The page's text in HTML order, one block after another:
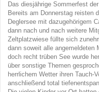
Das diesjährige Sommerfest
Bereits am Donnerstag reisten
Deglersee mit dazugehörigem
dann nach und nach weitere
Zeltplatzwiese füllte sich
dann soweit alle angemeldeten
doch recht trüben See wurde
über sonstige Themen
herrlichem Wetter ihren Tauch-
anschließend total